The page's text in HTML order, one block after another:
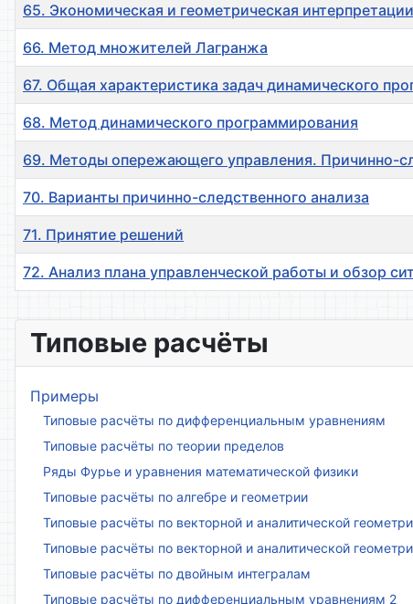
65. Экономическая и геометрическая
66. Метод множителей Лагранжа
67. Общая характеристика задач динамического
68. Метод динамического программирования
69. Методы опережающего управления. Причинно-
70. Варианты причинно-следственного анализа
71. Принятие решений
72. Анализ плана управленческой работы и обзор
Типовые расчёты
Примеры
Типовые расчёты по дифференциальным уравнениям
Типовые расчёты по теории пределов
Ряды Фурье и уравнения математической физики
Типовые расчёты по алгебре и геометрии
Типовые расчёты по векторной и аналитической
Типовые расчёты по векторной и аналитической
Типовые расчёты по двойным интегралам
Типовые расчёты по дифференциальным уравнениям 2